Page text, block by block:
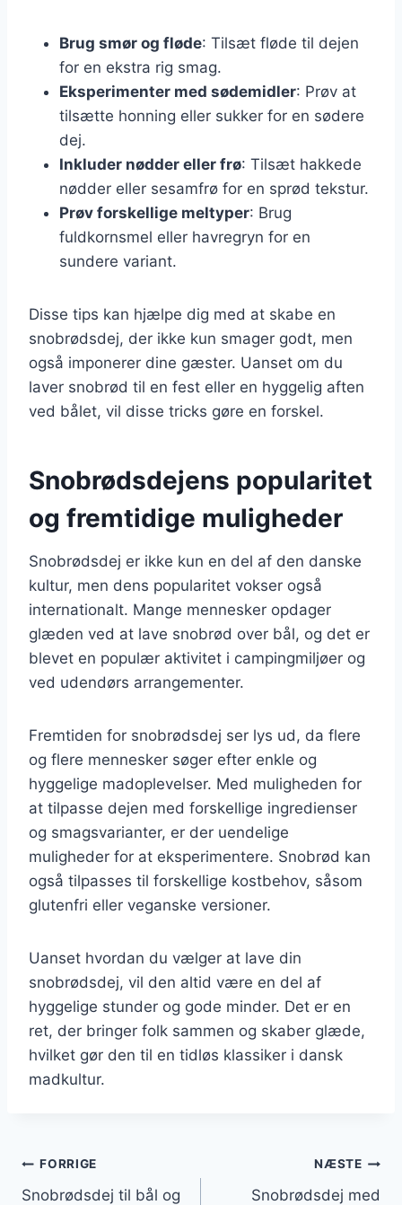
Brug smør og fløde: Tilsæt fløde til dejen
for en ekstra rig smag.
Eksperimenter med sødemidler: Prøv at
tilsætte honning eller sukker for en sødere
dej.
Inkluder nødder eller frø: Tilsæt hakkede
nødder eller sesamfrø for en sprød tekstur.
Prøv forskellige meltyper: Brug
fuldkornsmel eller havregryn for en
sundere variant.
Disse tips kan hjælpe dig med at skabe en
snobrødsdej, der ikke kun smager godt, men
også imponerer dine gæster. Uanset om du
laver snobrød til en fest eller en hyggelig aften
ved bålet, vil disse tricks gøre en forskel.
Snobrødsdejens popularitet
og fremtidige muligheder
Snobrødsdej er ikke kun en del af den danske
kultur, men dens popularitet vokser også
internationalt. Mange mennesker opdager
glæden ved at lave snobrød over bål, og det er
blevet en populær aktivitet i campingmiljøer og
ved udendørs arrangementer.
Fremtiden for snobrødsdej ser lys ud, da flere
og flere mennesker søger efter enkle og
hyggelige madoplevelser. Med muligheden for
at tilpasse dejen med forskellige ingredienser
og smagsvarianter, er der uendelige
muligheder for at eksperimentere. Snobrød kan
også tilpasses til forskellige kostbehov, såsom
glutenfri eller veganske versioner.
Uanset hvordan du vælger at lave din
snobrødsdej, vil den altid være en del af
hyggelige stunder og gode minder. Det er en
ret, der bringer folk sammen og skaber glæde,
hvilket gør den til en tidløs klassiker i dansk
madkultur.
Indlægsnavigation
FORRIGE
Snobrødsdej til bål og
NÆSTE
Snobrødsdej med